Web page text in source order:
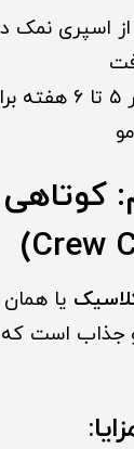
از اسپری نمک
اصلاح هر ۵
یا
جذاب است که